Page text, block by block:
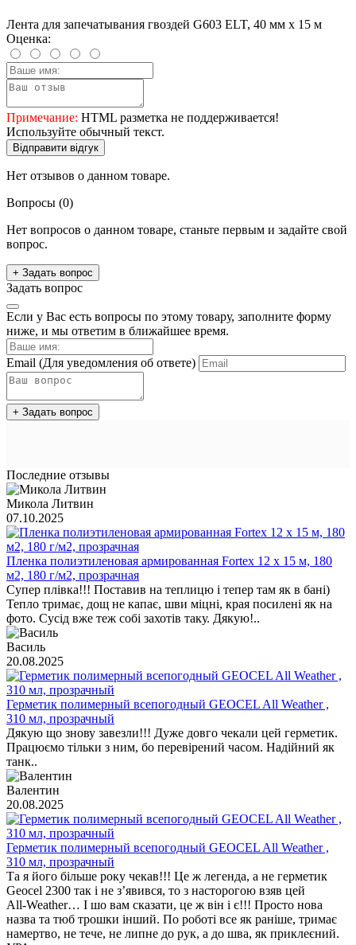
Лента для запечатывания гвоздей G603 ELT, 40 мм х 15 м
Оценка:
Примечание: HTML разметка не поддерживается!
Используйте обычный текст.
Відправити відгук
Нет отзывов о данном товаре.
Вопросы (0)
Нет вопросов о данном товаре, станьте первым и задайте свой
вопрос.
+ Задать вопрос
Задать вопрос
Если у Вас есть вопросы по этому товару, заполните форму
ниже, и мы ответим в ближайшее время.
Email (Для уведомления об ответе)
+ Задать вопрос
Последние отзывы
Микола Литвин
07.10.2025
Пленка полиэтиленовая армированная Fortex 12 х 15 м, 180
м2, 180 г/м2, прозрачная
Супер плівка!!! Поставив на теплицю і тепер там як в бані)
Тепло тримає, дощ не капає, шви міцні, края посилені як на
фото. Сусід вже теж собі захотів таку. Дякую!..
Василь
20.08.2025
Герметик полимерный всепогодный GEOCEL All Weather ,
310 мл, прозрачный
Дякую що знову завезли!!! Дуже довго чекали цей герметик.
Працюємо тільки з ним, бо перевірений часом. Надійний як
танк..
Валентин
20.08.2025
Герметик полимерный всепогодный GEOCEL All Weather ,
310 мл, прозрачный
Та я його більше року чекав!!! Це ж легенда, а не герметик
Geocel 2300 так і не з’явився, то з насторогою взяв цей
All‑Weather… І шо вам сказати, це ж він і є!!! Просто нова
назва та тюб трошки інший. По роботі все як раніше, тримає
намертво, не тече, не липне до рук, а до шва, як приклеєний.